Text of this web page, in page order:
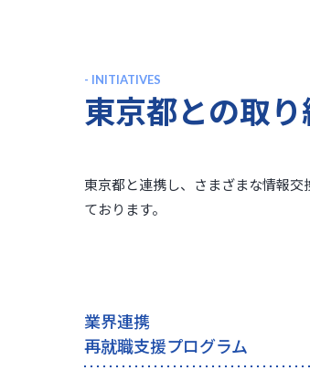
- INITIATIVES
東京都との取
東京都と連携し、さまざまな情報交
ております。
業界連携
再就職支援プログラム